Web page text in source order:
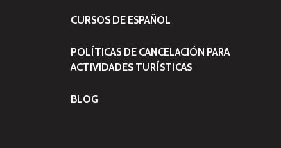
CURSOS DE ESPAÑOL
POLÍTICAS DE CANCELACIÓN PARA
ACTIVIDADES TURÍSTICAS
BLOG